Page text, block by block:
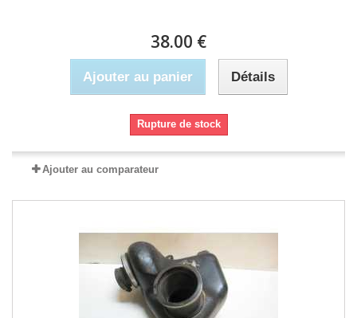
38.00 €
Ajouter au panier Détails
Rupture de stock
Ajouter au comparateur